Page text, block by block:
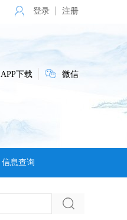
登录 注册
APP下载 微信
信息查询